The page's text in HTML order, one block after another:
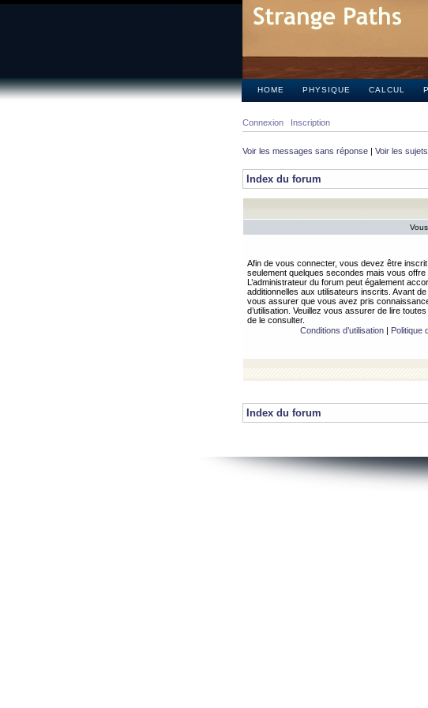
HOME PHYSIQUE CALCUL
Connexion Inscription
Voir les messages sans réponse | Voir les
Index du forum
Afin de vous connecter, vous devez être
seulement quelques secondes mais vous offre
L’administrateur du forum peut également
additionnelles aux utilisateurs inscrits. Avant
vous assurer que vous avez pris
d’utilisation. Veuillez vous assurer de lire
de le consulter.
Conditions d’utilisation| Politique
Index du forum